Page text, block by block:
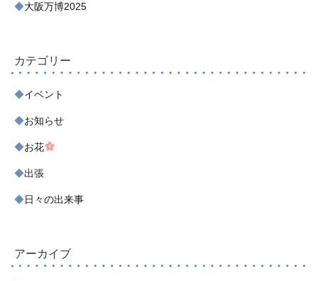
大阪万博2025
カテゴリー
イベント
お知らせ
お花
出張
日々の出来事
アーカイブ